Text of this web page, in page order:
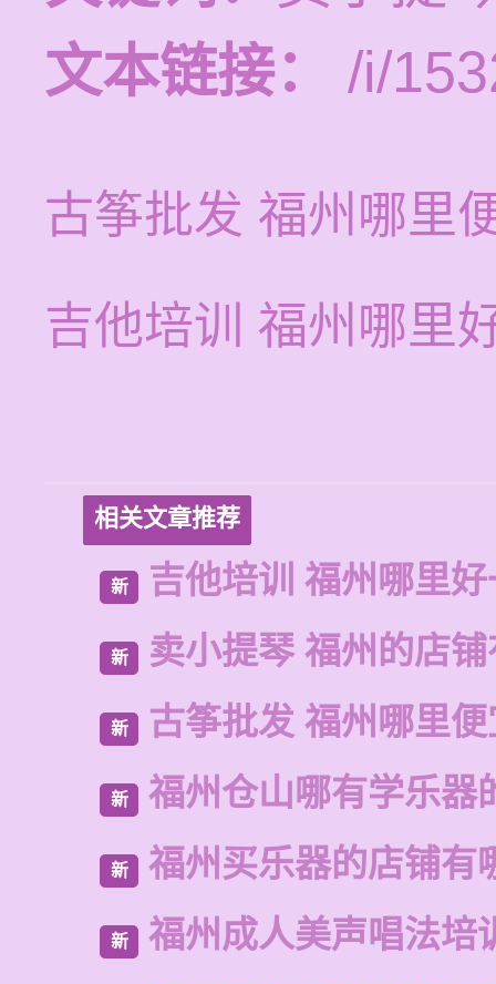
文本链接：
/i/
古筝批发 福州哪里
吉他培训 福州哪里
相关文章推荐
新 吉他培训 福州哪里
新 卖小提琴 福州的店
新 古筝批发 福州哪里
新 福州仓山哪有学乐器
新 福州买乐器的店铺有
新 福州成人美声唱法培